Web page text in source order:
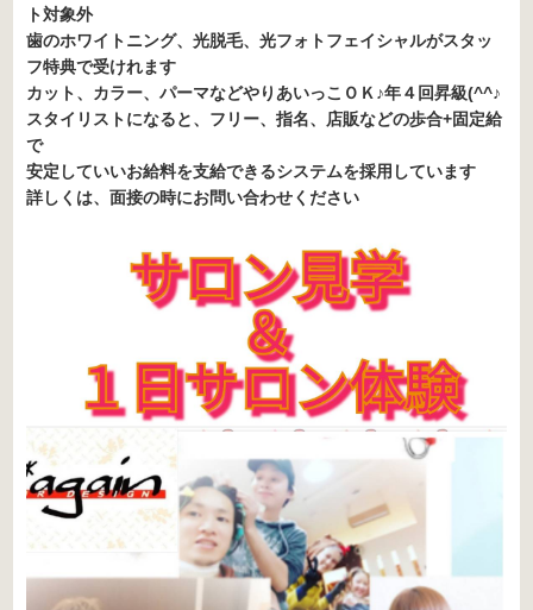
ト対象外
歯のホワイトニング、光脱毛、光フォトフェイシャルがスタッ
フ特典で受けれます
カット、カラー、パーマなどやりあいっこＯＫ♪年４回昇級(^^♪
スタイリストになると、フリー、指名、店販などの歩合+固定給
で
安定していいお給料を支給できるシステムを採用しています
詳しくは、面接の時にお問い合わせください